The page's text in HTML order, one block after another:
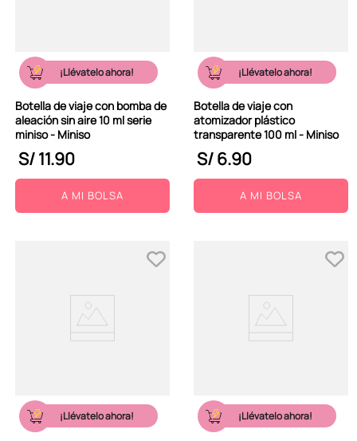
¡Llévatelo ahora!
Botella de viaje con bomba de
aleación sin aire 10 ml serie
miniso - Miniso
S/11.90
A MI BOLSA
¡Llévatelo ahora!
Botella de viaje con
atomizador plástico
transparente 100 ml - Miniso
S/6.90
A MI BOLSA
¡Llévatelo ahora! ¡Llévatelo ahora!